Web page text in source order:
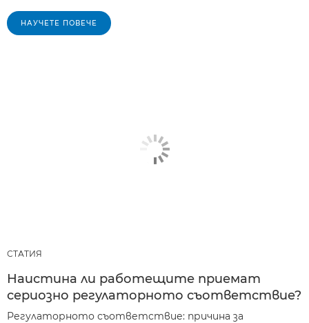
НАУЧЕТЕ ПОВЕЧЕ
СТАТИЯ
Наистина ли работещите приемат
сериозно регулаторното съответствие?
Регулаторното съответствие: причина за